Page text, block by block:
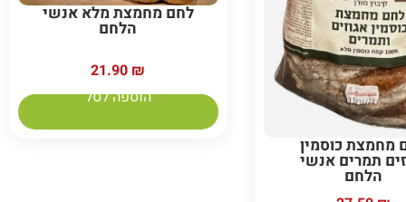
מחמצת כוסמין
תמרים אנשי
הלחם
לחם מחמצת מלא אנשי
הלחם
21.90 ₪
הוספה לסל